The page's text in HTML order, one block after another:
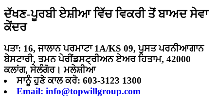
ਦੱਖਣ-ਪੂਰਬੀ ਏਸ਼ੀਆ ਵਿੱਚ ਵਿਕਰੀ ਤੋਂ ਬਾਅਦ ਸੇਵਾ
ਕੇਂਦਰ
ਪਤਾ: 16, ਜਾਲਾਨ ਪਰਮਾਟਾ 1A/KS 09, ਪੁਸਤ ਪਰਨੀਆਗਾਨ
ਬੇਸਟਾਰੀ, ਤਮਨ ਪੇਰੀਂਡਸਟ੍ਰੀਅਨ ਏਅਰ ਹਿਤਾਮ, 42000
ਕਲਾਂਗ, ਸੇਲੰਗੋਰ। ਮਲੇਸ਼ੀਆ
ਸਾਨੂੰ ਹੁਣੇ ਕਾਲ ਕਰੋ: 603-3123 1300
Email: info@topwillgroup.com